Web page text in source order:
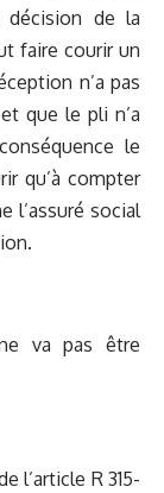
décision de la
faire courir un
n’a pas
que le pli n’a
le
qu’à compter
l’assuré social
va pas être
l’article R 315-